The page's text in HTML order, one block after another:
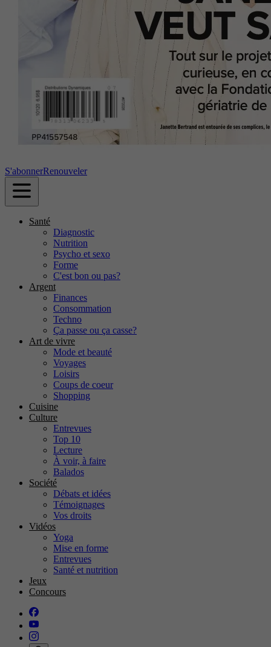
S'abonnerRenouveler
Santé
Diagnostic
Nutrition
Psycho et sexo
Forme
C'est bon ou pas?
Argent
Finances
Consommation
Techno
Ça passe ou ça casse?
Art de vivre
Mode et beauté
Voyages
Loisirs
Coups de coeur
Shopping
Cuisine
Culture
Entrevues
Top 10
Lecture
À voir, à faire
Balados
Société
Débats et idées
Témoignages
Vos droits
Vidéos
Yoga
Mise en forme
Entrevues
Santé et nutrition
Jeux
Concours